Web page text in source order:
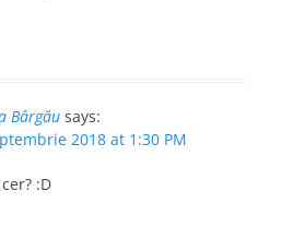
Bârgău says:
2018 at 1:30 PM
:D